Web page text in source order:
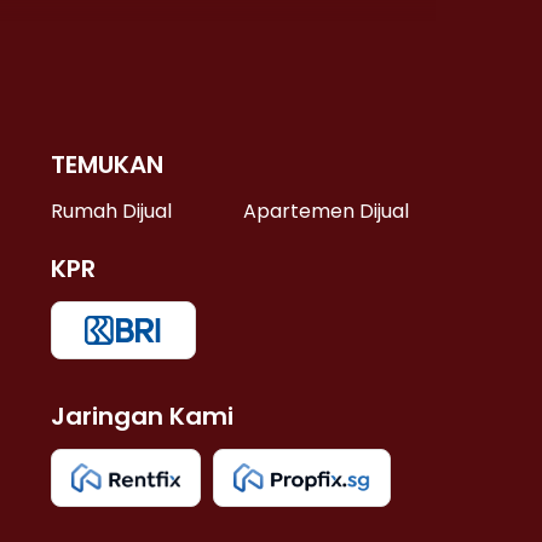
TEMUKAN
Rumah Dijual Apartemen Dijual
KPR
Jaringan Kami